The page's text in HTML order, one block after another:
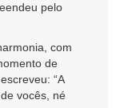
pelo
com
de
“A
vocês, né